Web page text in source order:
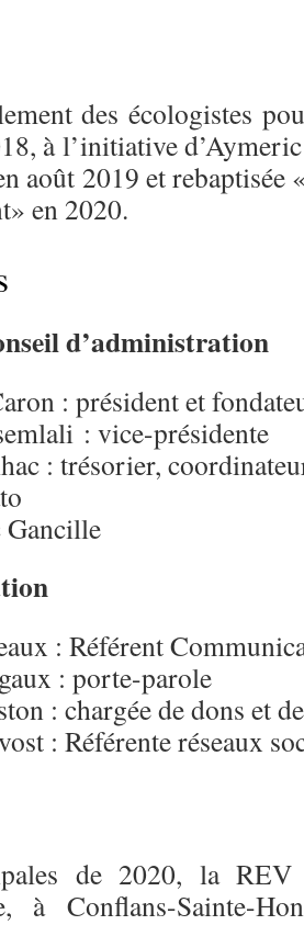
des écologistes
à l’initiative
août 2019 et
en 2020.
d’administration
: président et
: vice-présidente
: trésorier,
Gancille
: Référent
: porte-parole
: chargée de dons et
: Référente réseaux
de 2020, la
à Conflans-Sainte-